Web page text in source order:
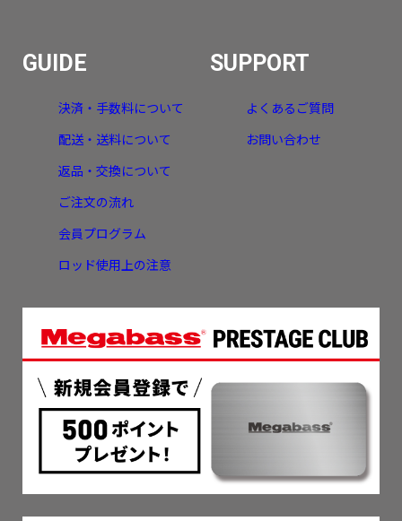
GUIDE
決済・手数料について
配送・送料について
返品・交換について
ご注文の流れ
会員プログラム
ロッド使用上の注意
SUPPORT
よくあるご質問
お問い合わせ